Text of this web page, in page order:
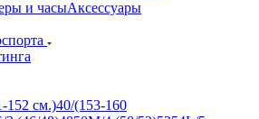
и часыАксессуары
152 см.)40/(153-160